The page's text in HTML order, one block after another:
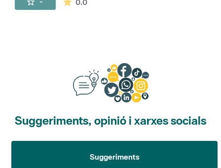
0.0
Suggeriments, opinió i xarxes socials
Suggeriments